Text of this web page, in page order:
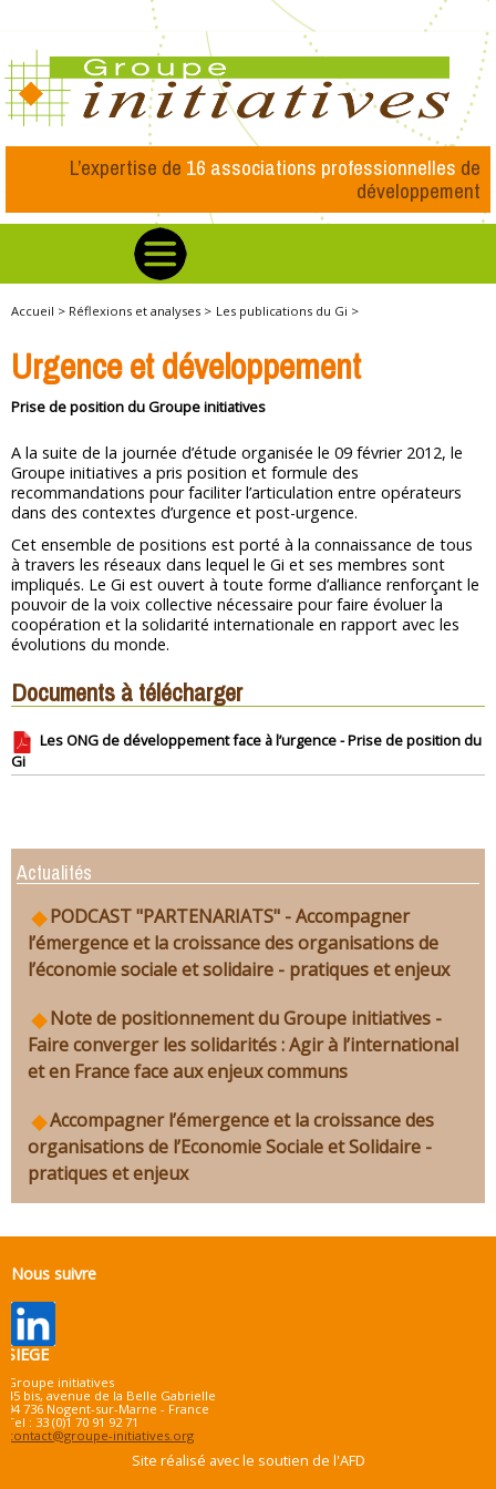
L’expertise de 16 associations professionnelles de
développement
Accueil > Réflexions et analyses > Les publications du Gi >
Urgence et développement
Prise de position du Groupe initiatives
A la suite de la journée d’étude organisée le 09 février 2012, le
Groupe initiatives a pris position et formule des
recommandations pour faciliter l’articulation entre opérateurs
dans des contextes d’urgence et post-urgence.
Cet ensemble de positions est porté à la connaissance de tous
à travers les réseaux dans lequel le Gi et ses membres sont
impliqués. Le Gi est ouvert à toute forme d’alliance renforçant le
pouvoir de la voix collective nécessaire pour faire évoluer la
coopération et la solidarité internationale en rapport avec les
évolutions du monde.
Documents à télécharger
Les ONG de développement face à l’urgence - Prise de position du
Gi
Actualités
PODCAST "PARTENARIATS" - Accompagner
l’émergence et la croissance des organisations de
l’économie sociale et solidaire - pratiques et enjeux
Note de positionnement du Groupe initiatives -
Faire converger les solidarités : Agir à l’international
et en France face aux enjeux communs
Accompagner l’émergence et la croissance des
organisations de l’Economie Sociale et Solidaire -
pratiques et enjeux
Nous suivre
SIEGE
Groupe initiatives
45 bis, avenue de la Belle Gabrielle
94 736 Nogent-sur-Marne - France
Tel : 33 (0)1 70 91 92 71
contact@groupe-initiatives.org
Site réalisé avec le soutien de l'AFD